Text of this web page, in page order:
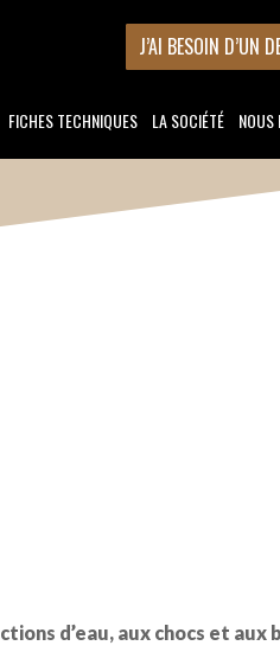
J’AI BESOIN D’UN
FICHES TECHNIQUES LA SOCIÉTÉ NOUS
d’eau, aux chocs et aux